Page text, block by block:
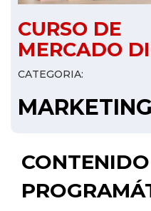
CURSO DE
MERCADO
CATEGORIA:
MARKETING
CONTENIDO